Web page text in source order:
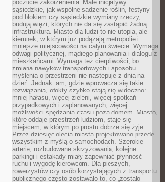
poczucie zakorzenienia. Małe inicjatywy
sąsiedzkie, jak wspólne sadzenie roślin, festyny
pod blokiem czy sąsiedzkie wymiany rzeczy,
budują więzi, których nie da się zastąpić żadną
infrastrukturą. Miasto dla ludzi to nie utopia, ale
kierunek, w którym już podążają metropolie i
mniejsze miejscowości na całym świecie. Wymaga
odwagi politycznej, mądrego planowania i dialogu z
mieszkańcami. Wymaga też cierpliwości, bo
zmiana nawyków transportowych i sposobu
myślenia o przestrzeni nie następuje z dnia na
dzień. Jednak tam, gdzie wprowadza się takie
rozwiązania, efekty szybko stają się widoczne:
mniej hałasu, więcej zieleni, więcej spotkań
przypadkowych i zaplanowanych, więcej
możliwości spędzania czasu poza domem. Miasto,
które oddaje przestrzeń ludziom, staje się
miejscem, w którym po prostu dobrze się żyje.
Przez dziesięciolecia miasta projektowano przede
wszystkim z myślą o samochodach. Szerokie
arterie, rozbudowane skrzyżowania, kolejne
parkingi i estakady miały zapewniać płynność
ruchu i wygodę kierowcom. Dla pieszych,
rowerzystów czy osób korzystających z transportu
publicznego często zostawało to, co „zostało” –